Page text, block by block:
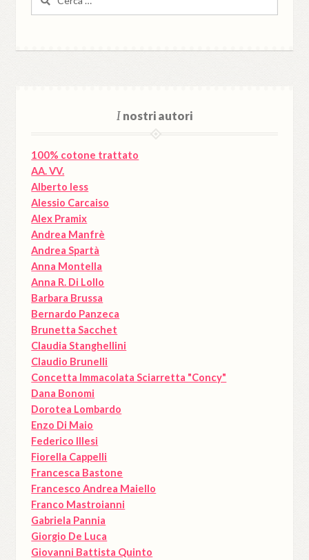
per:
Inostri autori
100% cotone trattato
AA. VV.
Alberto Iess
Alessio Carcaiso
Alex Pramix
Andrea Manfrè
Andrea Spartà
Anna Montella
Anna R. Di Lollo
Barbara Brussa
Bernardo Panzeca
Brunetta Sacchet
Claudia Stanghellini
Claudio Brunelli
Concetta Immacolata Sciarretta "Concy"
Dana Bonomi
Dorotea Lombardo
Enzo Di Maio
Federico Illesi
Fiorella Cappelli
Francesca Bastone
Francesco Andrea Maiello
Franco Mastroianni
Gabriela Pannia
Giorgio De Luca
Giovanni Battista Quinto